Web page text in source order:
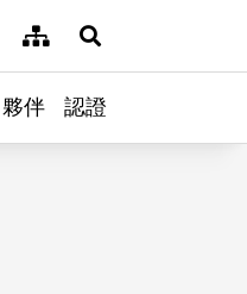
網站導覽展開搜尋
夥伴 認證